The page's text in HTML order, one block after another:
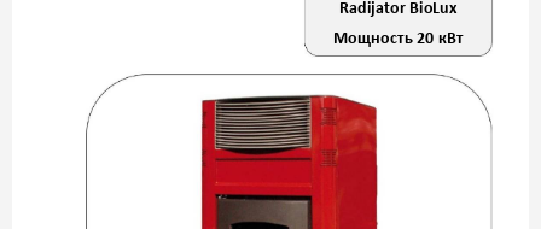
Radijator BioLux
Мощность 20 кВт